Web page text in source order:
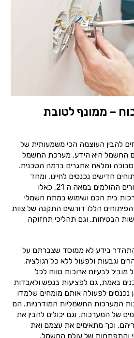
– ממונף לטובת
להבין העוצמה הכי משמעותית של
החשמל היא הידע. מערכת החשמל
ומלאת אתגרים ברמה הטכנית.
חדישים נכנסים לחיינו. ומחד
מאפשרים את תנאי המגורים ההולמים במאה ה 21. כאלו
בית חכם ושימוש במתח חשמלי
הללו דורשים התקנה של צוות
הבטיחות. וגם תהליכי תחזוקה
בידע לא ממוסד שצברתם על
וגבעות ולפעול ללא כל רגולציה.
לבעיות ארוכות טווח לכל
באמת, גם לפציעות בנפש ולאבדות
נכנסים לפעולה אותם מומחים שלמדו
המערכות החשמליות המודרניות. הם
של המערכות. וגם יכולים להבין את
וכך מתאימים את עצמם ואת
והתפתחות של עולם החשמל.